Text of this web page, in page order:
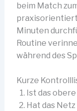
beim Match
Minuten
Routine
während des
Kurze
Ist das
Hat das